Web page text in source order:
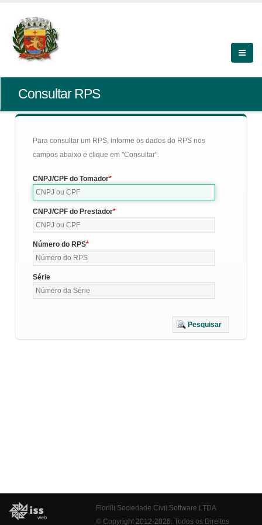
Consultar RPS
Para consultar um RPS, informe os dados do RPS nos
campos abaixo e clique em "Consultar".
CNPJ/CPF do Tomador
CNPJ/CPF do Prestador
Número do RPS
Série
Pesquisar
Fiorilli Sociedade Civil Software LTDA
© Copyright 2012-2026. Todos os Direitos